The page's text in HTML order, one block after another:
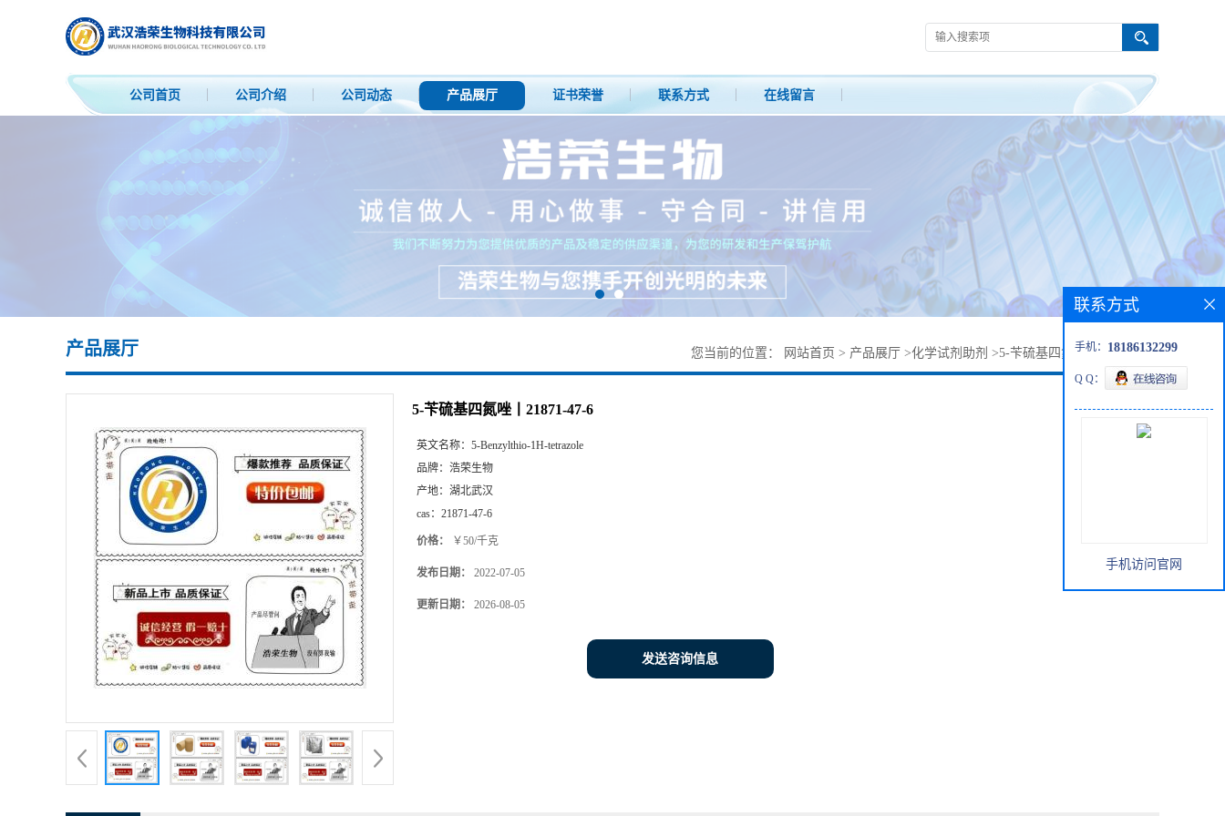
公司首页 公司介绍 公司动态 产品展厅 证书荣誉 联系方式 在线留言
产品展厅 您当前的位置： 网站首页 > 产品展厅 >化学试剂助剂 >5-苄硫基四氮唑丨21871-47-6
5-苄硫基四氮唑丨21871-47-6
英文名称： 5-Benzylthio-1H-tetrazole
品牌： 浩荣生物
产地： 湖北武汉
cas： 21871-47-6
价格： ￥50/千克
发布日期： 2022-07-05
更新日期： 2026-08-05
发送咨询信息
联系方式
手机： 18186132299
Q Q：
手机访问官网